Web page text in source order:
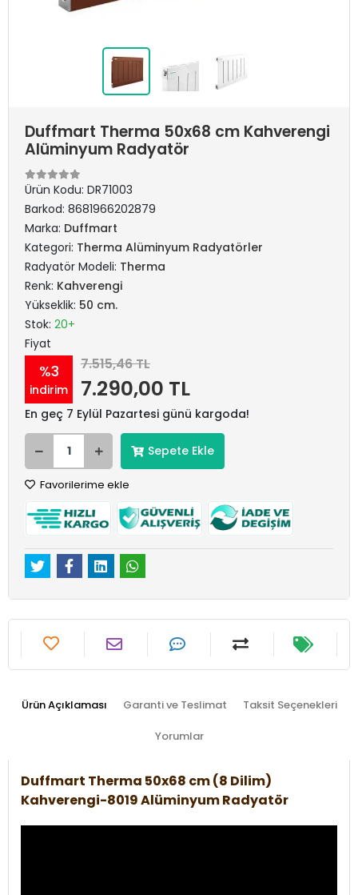
Duffmart Therma 50x68 cm Kahverengi
Alüminyum Radyatör
Ürün Kodu: DR71003
Barkod: 8681966202879
Marka: Duffmart
Kategori: Therma Alüminyum Radyatörler
Radyatör Modeli: Therma
Renk: Kahverengi
Yükseklik: 50 cm.
Stok: 20+
Fiyat
%3
indirim
7.515,46 TL
7.290,00 TL
En geç 7 Eylül Pazartesi günü kargoda!
Sepete Ekle
Favorilerime ekle
Ürün Açıklaması Garanti ve Teslimat Taksit Seçenekleri
Yorumlar
Duffmart Therma 50x68 cm (8 Dilim)
Kahverengi-8019 Alüminyum Radyatör